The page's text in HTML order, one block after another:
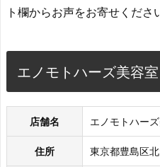
ト欄からお声をお寄せくださ
エノモトハーズ美容
店舗名 エノモトハー
住所 東京都豊島区